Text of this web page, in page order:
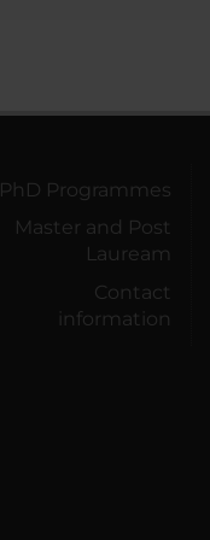
PhD Programmes
Master and Post
Lauream
Contact
information